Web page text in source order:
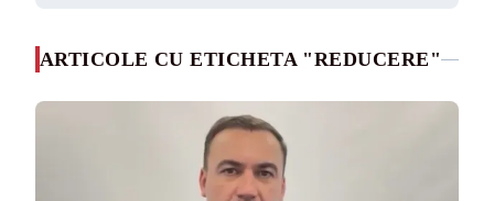
ARTICOLE CU ETICHETA "REDUCERE"